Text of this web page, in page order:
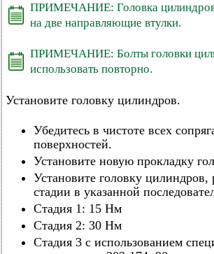
ПРИМЕЧАНИЕ: Головка цилиндров
на две направляющие втулки.
ПРИМЕЧАНИЕ: Болты головки
использовать повторно.
Установите головку цилиндров.
Убедитесь в чистоте всех
поверхностей.
Установите новую прокладку
Установите головку цилиндров,
стадии в указанной
Стадия 1: 15 Нм
Стадия 2: 30 Нм
Стадия 3 с использованием